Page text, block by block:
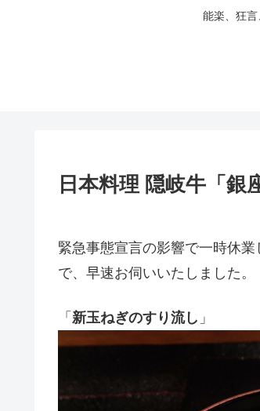
能楽、狂
日本料理 隠岐牛「銀
緊急事態宣言の影響で一時休
で、早速お伺いいたしました。
「 新玉ねぎのすり流し 」